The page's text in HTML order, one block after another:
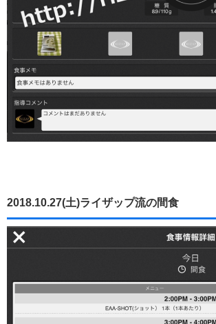
2018.10.27(土)ライザップ流の間食